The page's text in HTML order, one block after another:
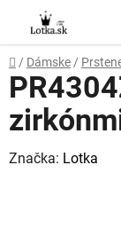
obsah
Domov
/ Dámske /
Značka: Lotka